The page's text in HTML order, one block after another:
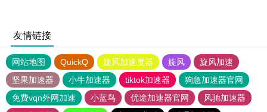
友情链接
网站地图 QuickQ 旋风加速度器 旋风
旋风加速
坚果加速器
小牛加速器 tiktok加速器
狗急加速器官网
免费vqn外网加速
小蓝鸟 优途加速器官网
风驰加速器